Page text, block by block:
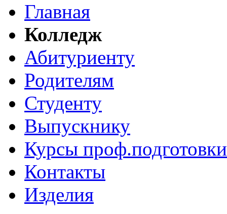
Главная
Колледж
Абитуриенту
Родителям
Студенту
Выпускнику
Курсы проф.подготовки
Контакты
Изделия